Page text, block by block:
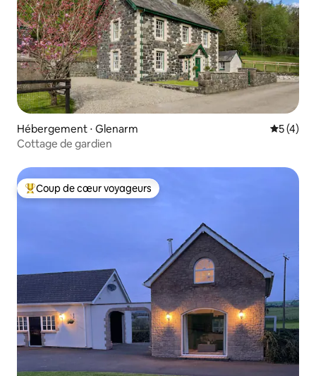
Hébergement ⋅ Glenarm
5 (4)
Cottage de gardien
Coups de cœur voyageurs les plus appréciés
Coup de cœur voyageurs